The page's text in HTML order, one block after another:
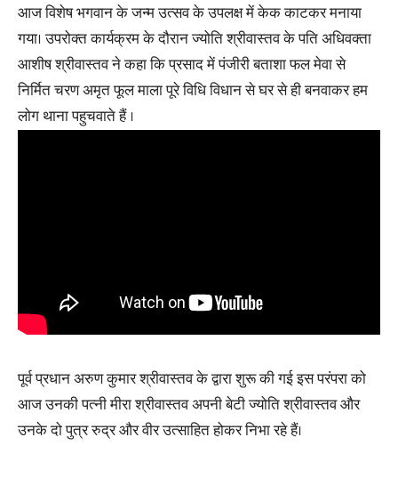
आज विशेष भगवान के जन्म उत्सव के उपलक्ष में केक काटकर मनाया
गया। उपरोक्त कार्यक्रम के दौरान ज्योति श्रीवास्तव के पति अधिवक्ता
आशीष श्रीवास्तव ने कहा कि प्रसाद में पंजीरी बताशा फल मेवा से
निर्मित चरण अमृत फूल माला पूरे विधि विधान से घर से ही बनवाकर हम
लोग थाना पहुचवाते हैं ।
पूर्व प्रधान अरुण कुमार श्रीवास्तव के द्वारा शुरू की गई इस परंपरा को
आज उनकी पत्नी मीरा श्रीवास्तव अपनी बेटी ज्योति श्रीवास्तव और
उनके दो पुत्र रुद्र और वीर उत्साहित होकर निभा रहे हैं।